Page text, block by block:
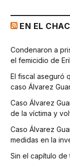
EN EL
Condenaron a
el femicidio de
El fiscal aseguró
caso Álvarez
Caso Álvarez
de la víctima y
Caso Álvarez
medidas en la
Sin el capítulo de